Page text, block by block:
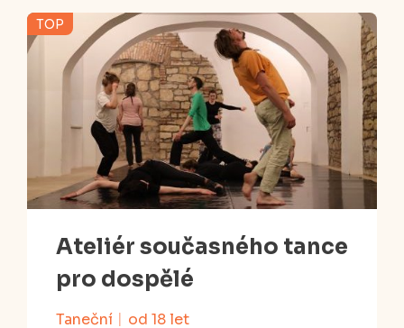
TOP
Ateliér současného tance
pro dospělé
Taneční od 18 let